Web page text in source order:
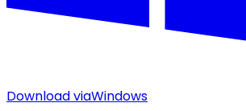
Download viaWindows